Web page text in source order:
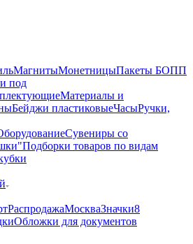
МагнитыМонетницыПакеты БОПП
под
Материалы и
Бейджи пластиковыеЧасыРучки,
Сувениры со
Подборки товаров по видам
РаспродажаМоскваЗначки8
Обложки для документов